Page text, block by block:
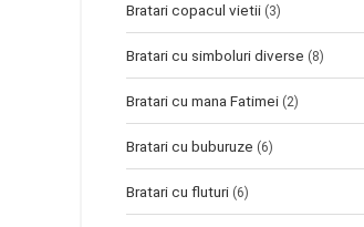
Bratari copacul vietii (3)
Bratari cu simboluri diverse (8)
Bratari cu mana Fatimei (2)
Bratari cu buburuze (6)
Bratari cu fluturi (6)